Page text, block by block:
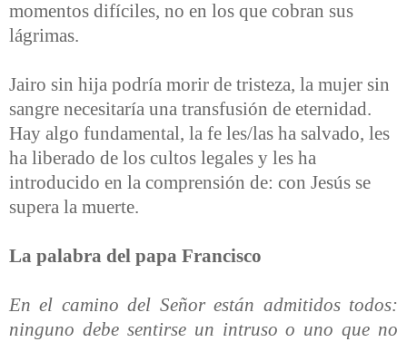
momentos difíciles, no en los que cobran sus
lágrimas.
Jairo sin hija podría morir de tristeza, la mujer sin
sangre necesitaría una transfusión de eternidad.
Hay algo fundamental, la fe les/las ha salvado, les
ha liberado de los cultos legales y les ha
introducido en la comprensión de: con Jesús se
supera la muerte.
La palabra del papa Francisco
En el camino del Señor están admitidos todos:
ninguno debe sentirse un intruso o uno que no